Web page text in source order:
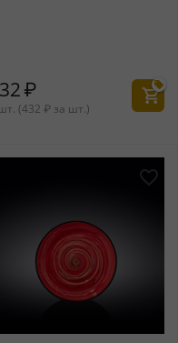
₽
(432 ₽ за шт.)